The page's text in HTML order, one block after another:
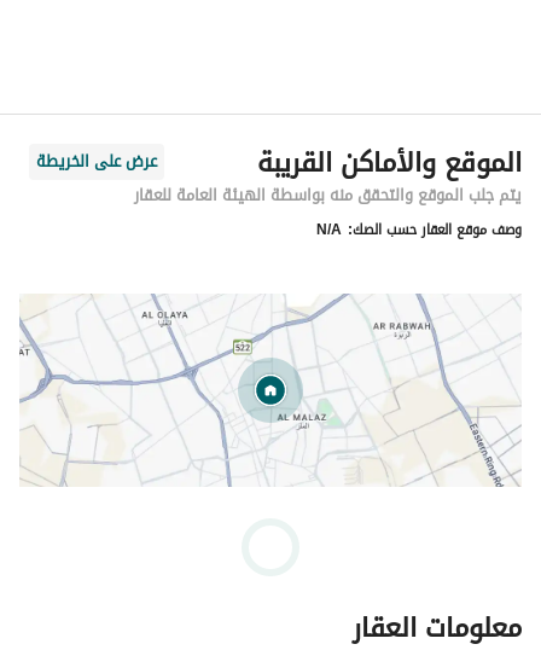
الموقع والأماكن القريبة
عرض على الخريطة
يتم جلب الموقع والتحقق منه بواسطة الهيئة العامة للعقار
وصف موقع العقار حسب الصك: N/A
معلومات العقار